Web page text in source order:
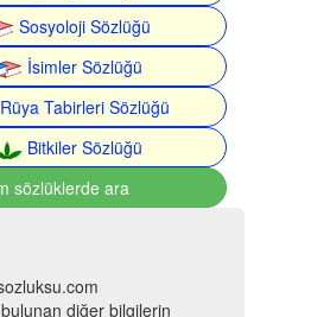
Sosyoloji Sözlüğü
İsimler Sözlüğü
Rüya Tabirleri Sözlüğü
Bitkiler Sözlüğü
sözlüklerde ara
diğer bilgilerin